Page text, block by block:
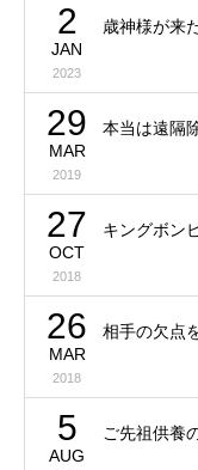
2
JAN
2023
歳神様が来
29
MAR
2019
本当は遠隔
27
OCT
2018
キングボン
26
MAR
2018
相手の欠点
5
AUG
ご先祖供養